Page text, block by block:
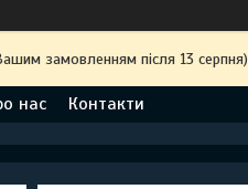
замовленням після 13 серпня)
нас Контакти